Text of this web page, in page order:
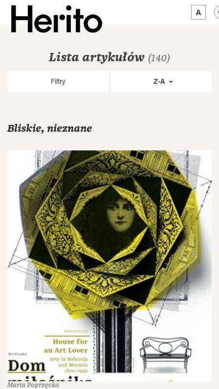
MAMY NA OKULista artykułów (140)
Filtry Z-A
Bliskie, nieznane
Maria Poprzęcka